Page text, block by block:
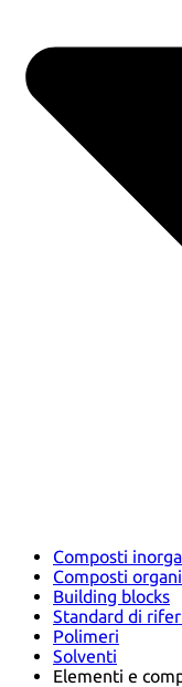
Composti
Composti
Building blocks
Standard di
Polimeri
Solventi
Elementi e